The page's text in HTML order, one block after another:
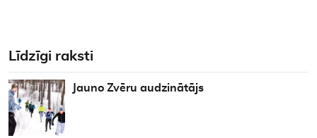
Līdzīgi raksti
Jauno Zvēru audzinātājs